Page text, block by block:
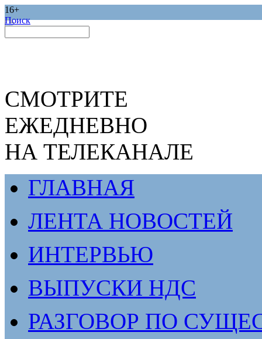
16+
Поиск
СМОТРИТЕ
ЕЖЕДНЕВНО
НА ТЕЛЕКАНАЛЕ
ГЛАВНАЯ
ЛЕНТА НОВОСТЕЙ
ИНТЕРВЬЮ
ВЫПУСКИ НДС
РАЗГОВОР ПО